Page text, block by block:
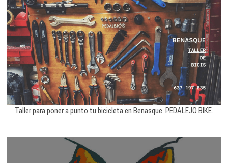
Taller para poner a punto tu bicicleta en Benasque. PEDALEJO BIKE.